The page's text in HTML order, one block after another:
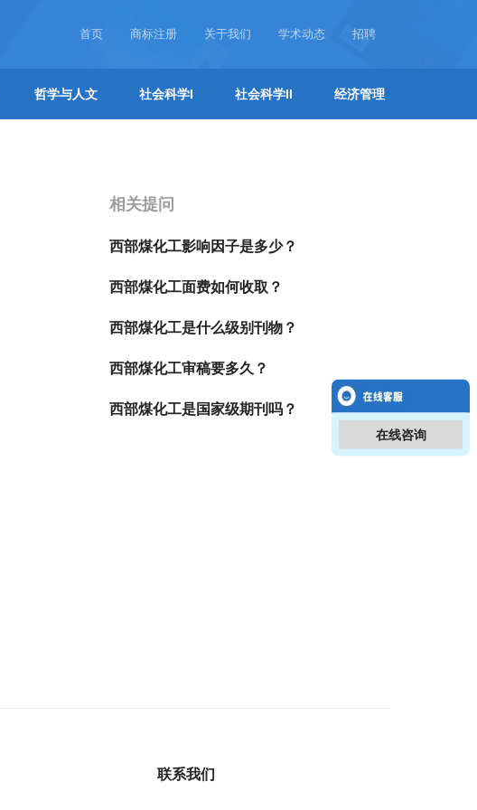
首页 商标注册 关于我们 学术动态 招聘
哲学与人文 社会科学I 社会科学II 经济管理
相关提问
西部煤化工影响因子是多少？
西部煤化工面费如何收取？
西部煤化工是什么级别刊物？
西部煤化工审稿要多久？
西部煤化工是国家级期刊吗？
联系我们
在线咨询